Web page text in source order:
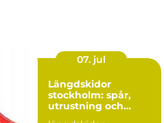
07. jul
Längdskidor
stockholm: spår,
utrustning och